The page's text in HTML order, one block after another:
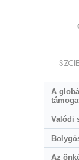
A
Valódi
Az